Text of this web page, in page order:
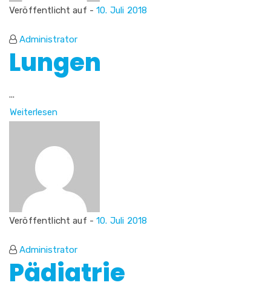
Veröffentlicht auf -10. Juli 2018
Administrator
Lungen
...
Weiterlesen
Veröffentlicht auf -10. Juli 2018
Administrator
Pädiatrie